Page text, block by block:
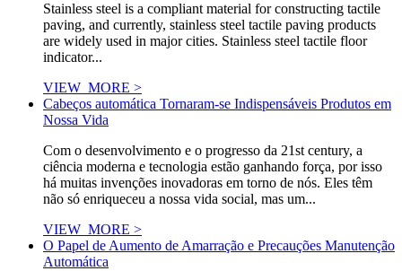
Stainless steel is a compliant material for constructing tactile
paving, and currently, stainless steel tactile paving products
are widely used in major cities. Stainless steel tactile floor
indicator...
VIEW_MORE >
Cabeços automática Tornaram-se Indispensáveis Produtos em
Nossa Vida
Com o desenvolvimento e o progresso da 21st century, a
ciência moderna e tecnologia estão ganhando força, por isso
há muitas invenções inovadoras em torno de nós. Eles têm
não só enriqueceu a nossa vida social, mas um...
VIEW_MORE >
O Papel de Aumento de Amarração e Precauções Manutenção
Automática